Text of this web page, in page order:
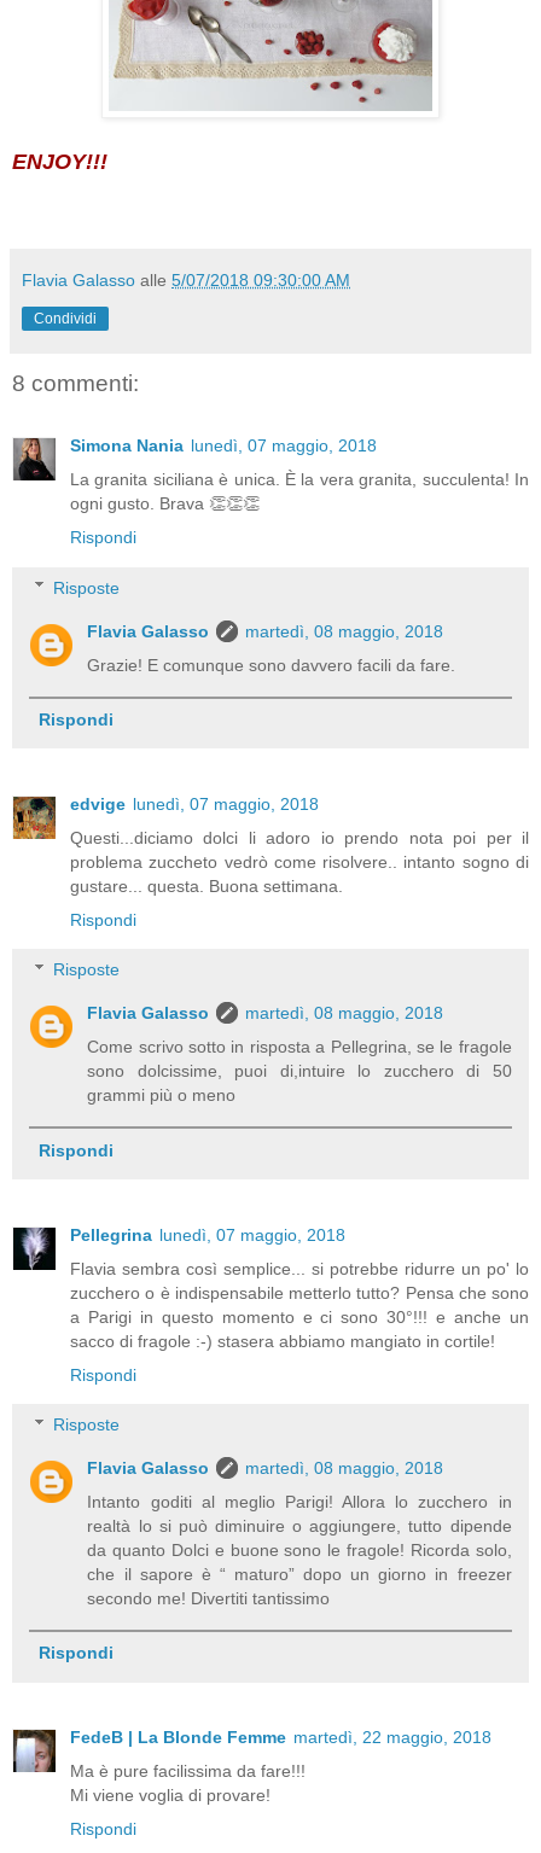
ENJOY!!!
Flavia Galasso alle 5/07/2018 09:30:00 AM
Condividi
8 commenti:
Simona Nania lunedì, 07 maggio, 2018
La granita siciliana è unica. È la vera granita, succulenta! In
ogni gusto. Brava 👏👏👏
Rispondi
Risposte
Flavia Galasso
martedì, 08 maggio, 2018
Grazie! E comunque sono davvero facili da fare.
Rispondi
edvige lunedì, 07 maggio, 2018
Questi...diciamo dolci li adoro io prendo nota poi per il
problema zuccheto vedrò come risolvere.. intanto sogno di
gustare... questa. Buona settimana.
Rispondi
Risposte
Flavia Galasso
martedì, 08 maggio, 2018
Come scrivo sotto in risposta a Pellegrina, se le fragole
sono dolcissime, puoi di,intuire lo zucchero di 50
grammi più o meno
Rispondi
Pellegrina lunedì, 07 maggio, 2018
Flavia sembra così semplice... si potrebbe ridurre un po' lo
zucchero o è indispensabile metterlo tutto? Pensa che sono
a Parigi in questo momento e ci sono 30°!!! e anche un
sacco di fragole :-) stasera abbiamo mangiato in cortile!
Rispondi
Risposte
Flavia Galasso
martedì, 08 maggio, 2018
Intanto goditi al meglio Parigi! Allora lo zucchero in
realtà lo si può diminuire o aggiungere, tutto dipende
da quanto Dolci e buone sono le fragole! Ricorda solo,
che il sapore è “ maturo” dopo un giorno in freezer
secondo me! Divertiti tantissimo
Rispondi
FedeB | La Blonde Femme martedì, 22 maggio, 2018
Ma è pure facilissima da fare!!!
Mi viene voglia di provare!
Rispondi